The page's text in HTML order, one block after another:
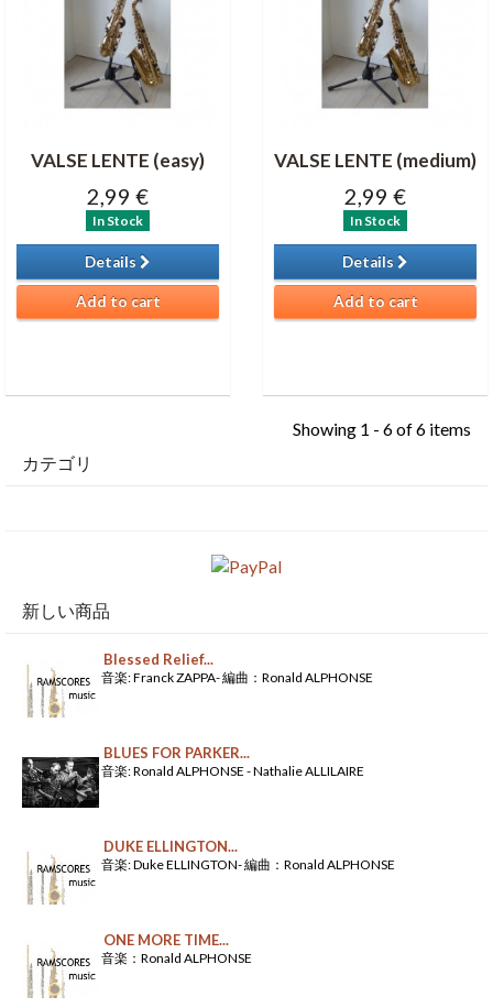
VALSE LENTE (easy)
2,99 €
In Stock
Details
Add to cart
VALSE LENTE (medium)
2,99 €
In Stock
Details
Add to cart
Showing 1 - 6 of 6 items
カテゴリ
新しい商品
Blessed Relief...
音楽: Franck ZAPPA- 編曲：Ronald ALPHONSE
BLUES FOR PARKER...
音楽: Ronald ALPHONSE - Nathalie ALLILAIRE
DUKE ELLINGTON...
音楽: Duke ELLINGTON- 編曲：Ronald ALPHONSE
ONE MORE TIME...
音楽：Ronald ALPHONSE